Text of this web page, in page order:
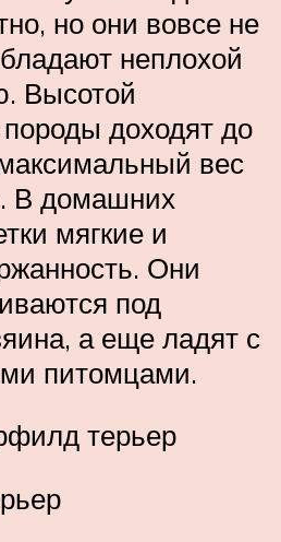
но они вовсе не
неплохой
Высотой
доходят до
вес
В домашних
мягкие и
Они
под
а еще ладят с
питомцами.
терьер